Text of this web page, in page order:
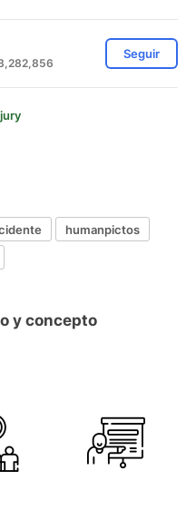
Seguir
humanpictos
y concepto